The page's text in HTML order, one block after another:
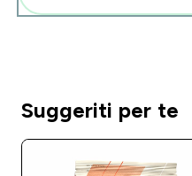
Suggeriti per te